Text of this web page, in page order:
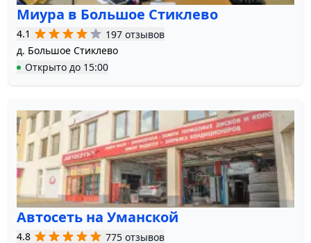
Миура в Большое Стиклево
4.1
197 отзывов
д. Большое Стиклево
Открыто до 15:00
Автосеть на Уманской
4.8
775 отзывов